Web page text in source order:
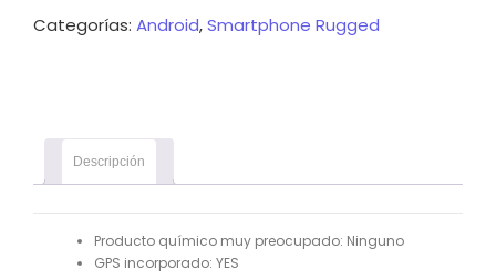
Categorías: Android,Smartphone Rugged
Descripción
Producto químico muy preocupado: Ninguno
GPS incorporado: YES